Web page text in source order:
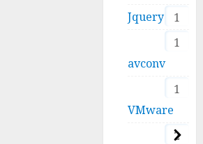
1
Jquery
1
avconv
1
VMware
2